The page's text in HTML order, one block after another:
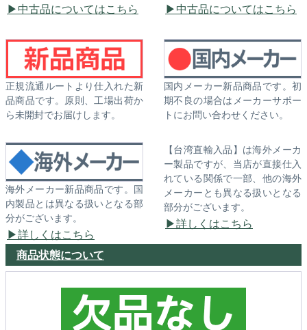
中古品についてはこちら 中古品についてはこちら
正規流通ルートより仕入れた新
品商品です。原則、工場出荷か
ら未開封でお届けします。
国内メーカー新品商品です。初
期不良の場合はメーカーサポー
トにお問い合わせください。
海外メーカー新品商品です。国
内製品とは異なる扱いとなる部
分がございます。
詳しくはこちら
【台湾直輸入品】は海外メーカ
ー製品ですが、当店が直接仕入
れている関係で一部、他の海外
メーカーとも異なる扱いとなる
部分がございます。
詳しくはこちら
商品状態について